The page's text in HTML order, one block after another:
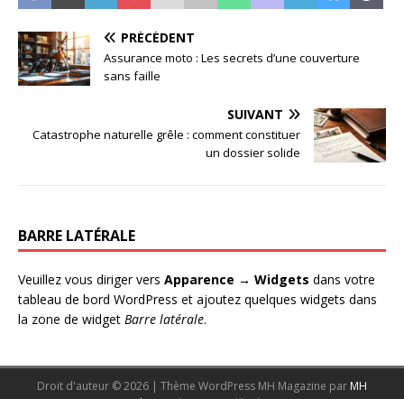
PRÉCÉDENT
Assurance moto : Les secrets d’une couverture
sans faille
SUIVANT
Catastrophe naturelle grêle : comment constituer
un dossier solide
BARRE LATÉRALE
Veuillez vous diriger vers Apparence → Widgets dans votre
tableau de bord WordPress et ajoutez quelques widgets dans
la zone de widget Barre latérale.
Droit d'auteur © 2026 | Thème WordPress MH Magazine par MH